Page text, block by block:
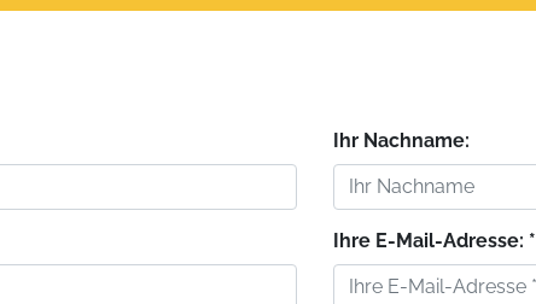
Ihr Nachname:
Ihre E-Mail-Adresse: *